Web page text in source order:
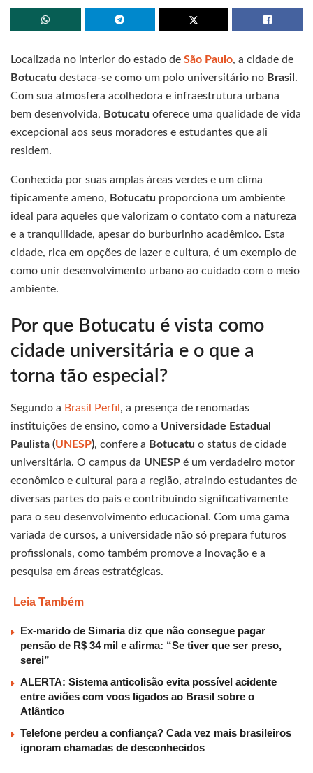
Localizada no interior do estado de São Paulo, a cidade de
Botucatu destaca-se como um polo universitário no Brasil .
Com sua atmosfera acolhedora e infraestrutura urbana
bem desenvolvida, Botucatu oferece uma qualidade de vida
excepcional aos seus moradores e estudantes que ali
residem.
Conhecida por suas amplas áreas verdes e um clima
tipicamente ameno, Botucatu proporciona um ambiente
ideal para aqueles que valorizam o contato com a natureza
e a tranquilidade, apesar do burburinho acadêmico. Esta
cidade, rica em opções de lazer e cultura, é um exemplo de
como unir desenvolvimento urbano ao cuidado com o meio
ambiente.
Por que Botucatu é vista como
cidade universitária e o que a
torna tão especial?
Segundo a Brasil Perfil , a presença de renomadas
instituições de ensino, como a Universidade Estadual
Paulista (UNESP), confere a Botucatu o status de cidade
universitária. O campus da UNESP é um verdadeiro motor
econômico e cultural para a região, atraindo estudantes de
diversas partes do país e contribuindo significativamente
para o seu desenvolvimento educacional. Com uma gama
variada de cursos, a universidade não só prepara futuros
profissionais, como também promove a inovação e a
pesquisa em áreas estratégicas.
Leia Também
Ex-marido de Simaria diz que não consegue pagar
pensão de R$ 34 mil e afirma: “Se tiver que ser preso,
serei”
ALERTA: Sistema anticolisão evita possível acidente
entre aviões com voos ligados ao Brasil sobre o
Atlântico
Telefone perdeu a confiança? Cada vez mais brasileiros
ignoram chamadas de desconhecidos